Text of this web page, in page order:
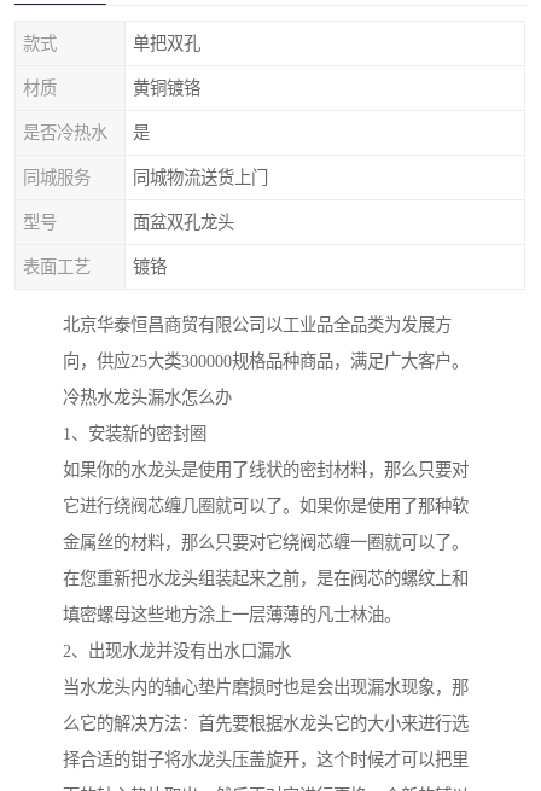
款式 单把双孔
材质 黄铜镀铬
是否冷热水 是
同城服务 同城物流送货上门
型号 面盆双孔龙头
表面工艺 镀铬
北京华泰恒昌商贸有限公司以工业品全品类为发展方
向，供应25大类300000规格品种商品，满足广大客户。
冷热水龙头漏水怎么办
1、安装新的密封圈
如果你的水龙头是使用了线状的密封材料，那么只要对
它进行绕阀芯缠几圈就可以了。如果你是使用了那种软
金属丝的材料，那么只要对它绕阀芯缠一圈就可以了。
在您重新把水龙头组装起来之前，是在阀芯的螺纹上和
填密螺母这些地方涂上一层薄薄的凡士林油。
2、出现水龙并没有出水口漏水
当水龙头内的轴心垫片磨损时也是会出现漏水现象，那
么它的解决方法：首先要根据水龙头它的大小来进行选
择合适的钳子将水龙头压盖旋开，这个时候才可以把里